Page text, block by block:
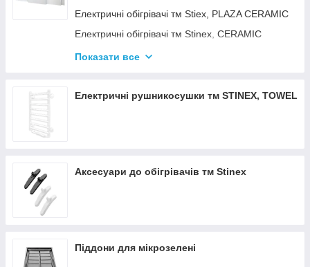
Електричні обігрівачі тм Stiex, PLAZA CERAMIC
Електричні обігрівачі тм Stinex, CERAMIC
Електричні обігрівачі тм Stinex, COMBIE
Показати все
Електричні рушникосушки тм STINEX, TOWEL
Аксесуари до обігрівачів тм Stinex
Піддони для мікрозелені